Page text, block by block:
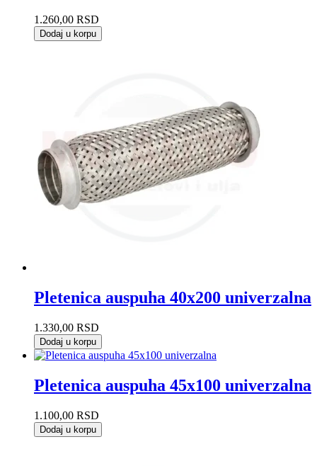
1.260,00 RSD
Dodaj u korpu
Pletenica auspuha 40x200 univerzalna
1.330,00 RSD
Dodaj u korpu
Pletenica auspuha 45x100 univerzalna
1.100,00 RSD
Dodaj u korpu